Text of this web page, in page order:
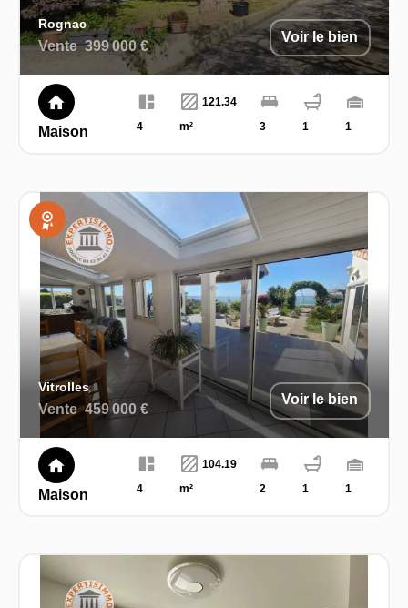
Rognac
Vente 399 000 €
Voir le bien
Maison 4
121.34
m²
3 1 1
Exclusivité
Vitrolles
Vente 459 000 €
Voir le bien
Maison 4
104.19
m²
2 1 1